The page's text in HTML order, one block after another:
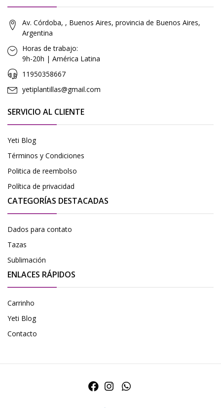
Av. Córdoba, , Buenos Aires, provincia de Buenos Aires,
Argentina
Horas de trabajo:
9h-20h | América Latina
11950358667
yetiplantillas@gmail.com
SERVICIO AL CLIENTE
Yeti Blog
Términos y Condiciones
Politica de reembolso
Política de privacidad
CATEGORÍAS DESTACADAS
Dados para contato
Tazas
Sublimación
ENLACES RÁPIDOS
Carrinho
Yeti Blog
Contacto